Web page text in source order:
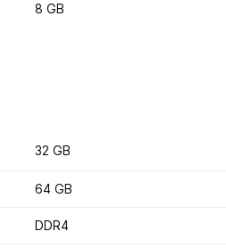
8 GB
32 GB
64 GB
DDR4